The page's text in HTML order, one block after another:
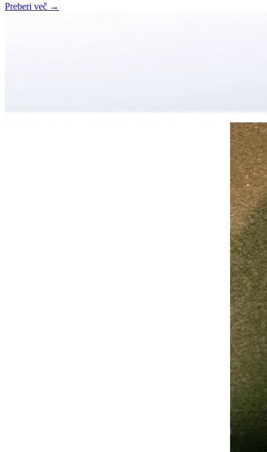
Preberi več →